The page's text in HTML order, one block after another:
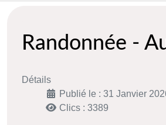
Randonnée -
Détails
Publié le : 31 Janvier
Clics : 3389